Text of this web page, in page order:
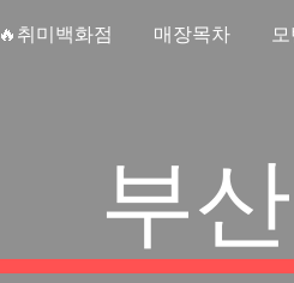
Skip to main content
🔥취미백화점 매장목차
부